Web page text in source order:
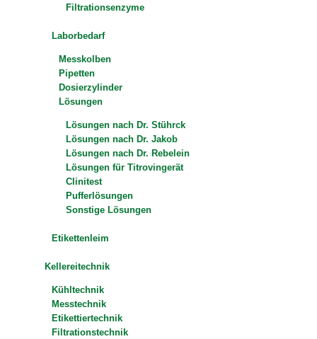
Filtrationsenzyme
Laborbedarf
Messkolben
Pipetten
Dosierzylinder
Lösungen
Lösungen nach Dr. Stührck
Lösungen nach Dr. Jakob
Lösungen nach Dr. Rebelein
Lösungen für Titrovingerät
Clinitest
Pufferlösungen
Sonstige Lösungen
Etikettenleim
Kellereitechnik
Kühltechnik
Messtechnik
Etikettiertechnik
Filtrationstechnik